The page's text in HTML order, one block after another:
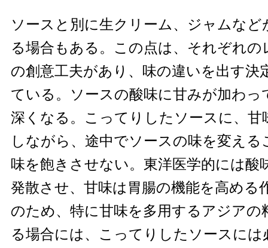
ソースと別に生クリーム、ジャムな
る場合もある。この点は、それぞれ
の創意工夫があり、味の違いを出す決
ている。ソースの酸味に甘みが加わっ
深くなる。こってりしたソースに、甘
しながら、途中でソースの味を変える
味を飽きさせない。東洋医学的には酸
発散させ、甘味は胃腸の機能を高める
のため、特に甘味を多用するアジアの
る場合には、こってりしたソースには